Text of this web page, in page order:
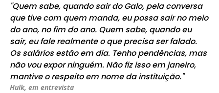
"Quem sabe, quando sair do Galo, pela conversa
que tive com quem manda, eu possa sair no meio
do ano, no fim do ano. Quem sabe, quando eu
sair, eu fale realmente o que precisa ser falado.
Os salários estão em dia. Tenho pendências, mas
não vou expor ninguém. Não fiz isso em janeiro,
mantive o respeito em nome da instituição."
Hulk, em entrevista